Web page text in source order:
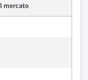
mercato